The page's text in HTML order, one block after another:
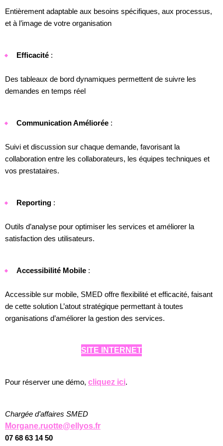
Entièrement adaptable aux besoins spécifiques, aux processus,
et à l’image de votre organisation
Efficacité :
Des tableaux de bord dynamiques permettent de suivre les
demandes en temps réel
Communication Améliorée :
Suivi et discussion sur chaque demande, favorisant la
collaboration entre les collaborateurs, les équipes techniques et
vos prestataires.
Reporting :
Outils d’analyse pour optimiser les services et améliorer la
satisfaction des utilisateurs.
Accessibilité Mobile :
Accessible sur mobile, SMED offre flexibilité et efficacité, faisant
de cette solution L’atout stratégique permettant à toutes
organisations d’améliorer la gestion des services.
SITE INTERNET
Pour réserver une démo, cliquez ici.
Chargée d’affaires SMED
Morgane.ruotte@ellyos.fr
07 68 63 14 50